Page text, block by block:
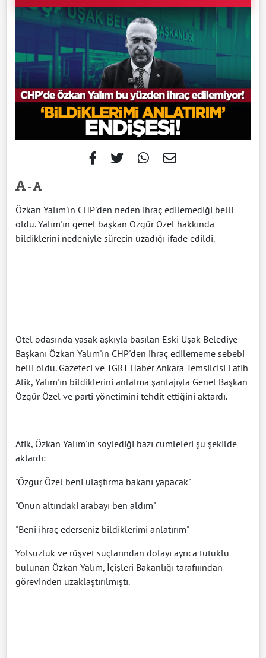
-
Özkan Yalım'ın CHP'den neden ihraç edilemediği belli
oldu. Yalım'ın genel başkan Özgür Özel hakkında
bildiklerini nedeniyle sürecin uzadığı ifade edildi.
Otel odasında yasak aşkıyla basılan Eski Uşak Belediye
Başkanı Özkan Yalım'ın CHP'den ihraç edilememe sebebi
belli oldu. Gazeteci ve TGRT Haber Ankara Temsilcisi Fatih
Atik, Yalım'ın bildiklerini anlatma şantajıyla Genel Başkan
Özgür Özel ve parti yönetimini tehdit ettiğini aktardı.
Atik, Özkan Yalım'ın söylediği bazı cümleleri şu şekilde
aktardı:
"Özgür Özel beni ulaştırma bakanı yapacak"
"Onun altındaki arabayı ben aldım"
"Beni ihraç ederseniz bildiklerimi anlatırım"
Yolsuzluk ve rüşvet suçlarından dolayı ayrıca tutuklu
bulunan Özkan Yalım, İçişleri Bakanlığı tarafııından
görevinden uzaklaştırılmıştı.